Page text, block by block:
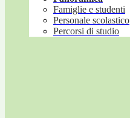
Famiglie e studenti
Personale scolastico
Percorsi di studio